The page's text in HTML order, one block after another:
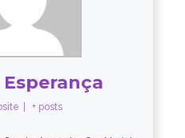
Esperança
+ posts